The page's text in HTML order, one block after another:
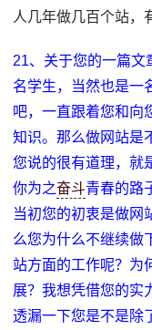
人几年做几百个站，
21、关于您的一篇文
名学生，当然也是一
吧，一直跟着您和向
知识。那么做网站是
您说的很有道理，就
你为之奋斗青春的路
当初您的初衷是做网
么您为什么不继续做
站方面的工作呢？为
展？我想凭借您的实
透漏一下您是不是除